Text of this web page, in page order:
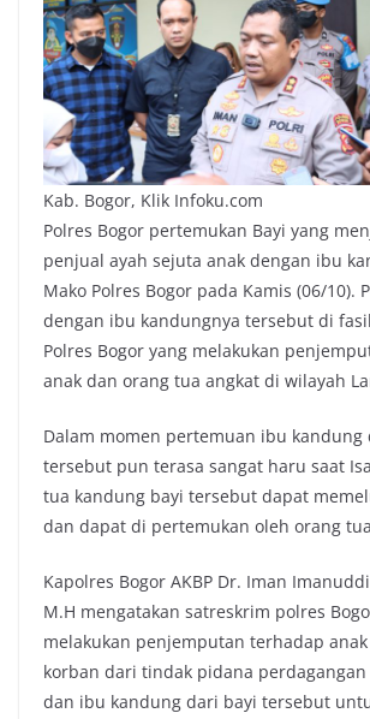
Kab. Bogor, Klik Infoku.com
Polres Bogor pertemukan Bayi yang
penjual ayah sejuta anak dengan ibu
Mako Polres Bogor pada Kamis (06/10).
dengan ibu kandungnya tersebut di
Polres Bogor yang melakukan
anak dan orang tua angkat di wilayah
Dalam momen pertemuan ibu kandung
tersebut pun terasa sangat haru saat
tua kandung bayi tersebut dapat
dan dapat di pertemukan oleh orang
Kapolres Bogor AKBP Dr. Iman
M.H mengatakan satreskrim polres
melakukan penjemputan terhadap
korban dari tindak pidana perdagangan
dan ibu kandung dari bayi tersebut